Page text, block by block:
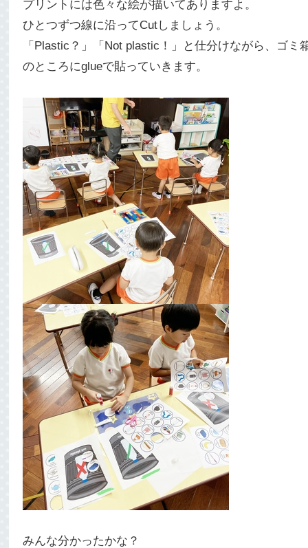
プリントには色々な絵が描いてありますよ。
ひとつずつ線に沿ってCutしましょう。
「Plastic？」「Not plastic！」と仕分けながら、ゴミ
のところにglueで貼っていきます。
みんな分かったかな？